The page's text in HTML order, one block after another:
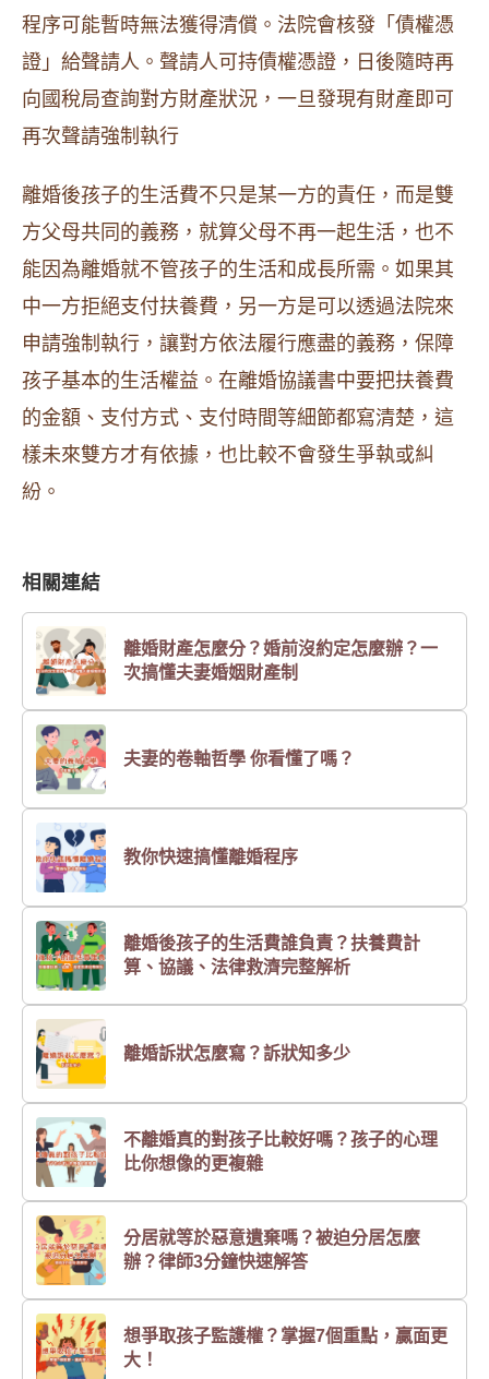
程序可能暫時無法獲得清償。法院會核發「債權憑
證」給聲請人。聲請人可持債權憑證，日後隨時再
向國稅局查詢對方財產狀況，一旦發現有財產即可
再次聲請強制執行
離婚後孩子的生活費不只是某一方的責任，而是雙
方父母共同的義務，就算父母不再一起生活，也不
能因為離婚就不管孩子的生活和成長所需。如果其
中一方拒絕支付扶養費，另一方是可以透過法院來
申請強制執行，讓對方依法履行應盡的義務，保障
孩子基本的生活權益。在離婚協議書中要把扶養費
的金額、支付方式、支付時間等細節都寫清楚，這
樣未來雙方才有依據，也比較不會發生爭執或糾
紛。
相關連結
離婚財產怎麼分？婚前沒約定怎麼辦？一
次搞懂夫妻婚姻財產制
夫妻的卷軸哲學 你看懂了嗎？
教你快速搞懂離婚程序
離婚後孩子的生活費誰負責？扶養費計
算、協議、法律救濟完整解析
離婚訴狀怎麼寫？訴狀知多少
不離婚真的對孩子比較好嗎？孩子的心理
比你想像的更複雜
分居就等於惡意遺棄嗎？被迫分居怎麼
辦？律師3分鐘快速解答
想爭取孩子監護權？掌握7個重點，贏面更
大！